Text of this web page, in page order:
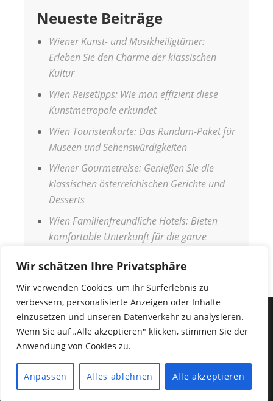
Wir schätzen Ihre Privatsphäre
Wir verwenden Cookies, um Ihr Surferlebnis zu
verbessern, personalisierte Anzeigen oder Inhalte
einzusetzen und unseren Datenverkehr zu analysieren.
Wenn Sie auf „Alle akzeptieren" klicken, stimmen Sie der
Anwendung von Cookies zu.
Anpassen Alles ablehnen Alle akzeptieren
Neueste Beiträge
Wiener Kunst- und Musikheiligtümer:
Erleben Sie den Charme der klassischen
Kultur
Wien Reisetipps: Wie man effizient diese
Kunstmetropole erkundet
Wien Touristenkarte: Das Rundum-Paket für
Museen und Sehenswürdigkeiten
Wiener Gourmetreise: Genießen Sie die
klassischen österreichischen Gerichte und
Desserts
Wien Familienfreundliche Hotels: Bieten
komfortable Unterkunft für die ganze
IMPRESSUM
DATENSCHUTZERKLÄRUNG
COPYRIGHT © 2026URLAUB WELT • Fabulous
Fluid vonCatch Themes